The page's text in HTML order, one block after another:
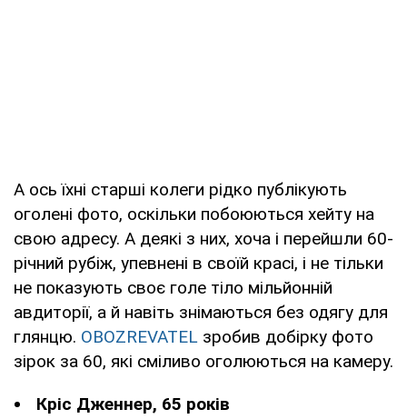
А ось їхні старші колеги рідко публікують
оголені фото, оскільки побоюються хейту на
свою адресу. А деякі з них, хоча і перейшли 60-
річний рубіж, упевнені в своїй красі, і не тільки
не показують своє голе тіло мільйонній
авдиторії, а й навіть знімаються без одягу для
глянцю. OBOZREVATEL зробив добірку фото
зірок за 60, які сміливо оголюються на камеру.
Кріс Дженнер, 65 років